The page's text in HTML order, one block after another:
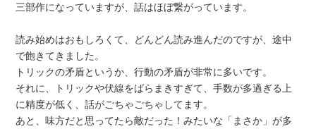
三部作になっていますが、話はほぼ繋がっています。
読み始めはおもしろくて、どんどん読み進んだのですが、途中
で飽きてきました。
トリックの矛盾というか、行動の矛盾が非常に多いです。
それに、トリックや伏線をばらまきすぎて、手数が多過ぎる上
に精度が低く、話がごちゃごちゃしてます。
あと、味方だと思ってたら敵だった！みたいな「まさか」が多